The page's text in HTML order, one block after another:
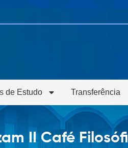
de Estudo Transferência
II Café